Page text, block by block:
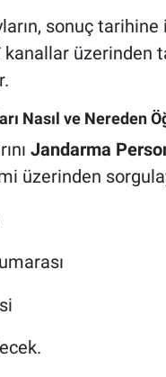
sonuç tarihine
kanallar üzerinden
Nasıl ve Nereden
Jandarma
üzerinden